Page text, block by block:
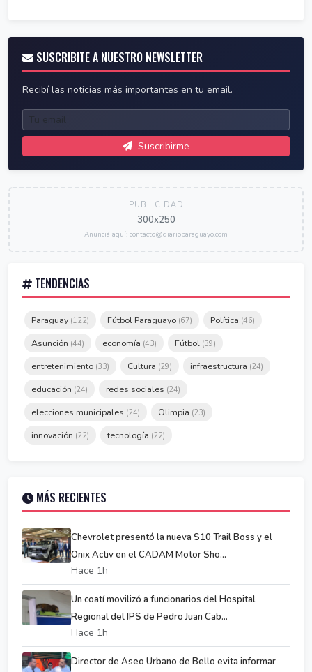
SUSCRIBITE A NUESTRO NEWSLETTER
Recibí las noticias más importantes en tu email.
Suscribirme
PUBLICIDAD
300x250
Anunciá aquí: contacto@diarioparaguayo.com
TENDENCIAS
Paraguay (122) Fútbol Paraguayo (67) Política (46)
Asunción (44) economía (43) Fútbol (39)
entretenimiento (33) Cultura (29) infraestructura (24)
educación (24) redes sociales (24)
elecciones municipales (24) Olimpia (23)
innovación (22) tecnología (22)
MÁS RECIENTES
Chevrolet presentó la nueva S10 Trail Boss y el
Onix Activ en el CADAM Motor Sho...
Hace 1h
Un coatí movilizó a funcionarios del Hospital
Regional del IPS de Pedro Juan Cab...
Hace 1h
Director de Aseo Urbano de Bello evita informar